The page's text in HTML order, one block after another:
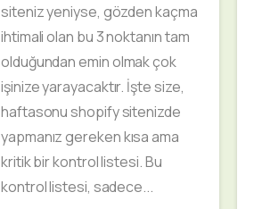
siteniz yeniyse, gözden kaçma
ihtimali olan bu 3 noktanın tam
olduğundan emin olmak çok
işinize yarayacaktır. İşte size,
haftasonu shopify sitenizde
yapmanız gereken kısa ama
kritik bir kontrol listesi. Bu
kontrol listesi, sadece...